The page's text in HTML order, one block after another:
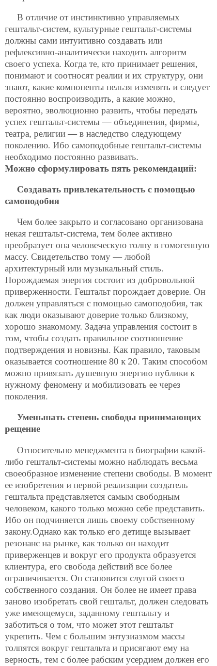
В отличие от инстинктивно управляемых
гештальт-систем, культурные гештальт-системы
должны сами интуитивно создавать или
рефлексивно-аналитически находить алгоритм
своего успеха. Когда те, кто принимает решения,
понимают и соотносят реалии и их структуру, они
знают, какие компоненты нельзя изменять и следует
постоянно воспроизводить, а какие можно,
вероятно, эволюционно развить, чтобы передать
успех гештальт-системы — объединения, фирмы,
театра, религии — в наследство следующему
поколению. Ибо самоподобные гештальт-системы
необходимо постоянно развивать.
Можно сформулировать пять рекомендаций:
Создавать привлекательность с помощью
самоподобия
Чем более закрыто и согласовано организована
некая гештальт-система, тем более активно
преобразует она человеческую толпу в гомогенную
массу. Свидетельство тому — любой
архитектурный или музыкальный стиль.
Порождаемая энергия состоит из добровольной
приверженности. Гештальт порождает доверие. Он
должен управляться с помощью самоподобия, так
как люди оказывают доверие только близкому,
хорошо знакомому. Задача управления состоит в
том, чтобы создать правильное соотношение
подтверждения и новизны. Как правило, таковым
оказывается соотношение 80 к 20. Таким способом
можно привязать душевную энергию публики к
нужному феномену и мобилизовать ее через
поколения.
Уменьшать степень свободы принимающих
рещение
Относительно менеджмента в биографии какой-
либо гештальт-системы можно наблюдать весьма
своеобразное изменение степени свободы. В момент
ее изобретения и первой реализации создатель
гештальта представляется самым свободным
человеком, какого только можно себе представить.
Ибо он подчиняется лишь своему собственному
закону.Однако как только его детище вызывает
резонанс на рынке, как только он находит
приверженцев и вокруг его продукта образуется
клиентура, его свобода действий все более
ограничивается. Он становится слугой своего
собственного создания. Он более не имеет права
заново изобретать свой гештальт, должен следовать
уже имеющемуся, заданному гештальту и
заботиться о том, что может этот гештальт
укрепить. Чем с большим энтузиазмом массы
толпятся вокруг гештальта и присягают ему на
верность, тем с более рабским усердием должен его